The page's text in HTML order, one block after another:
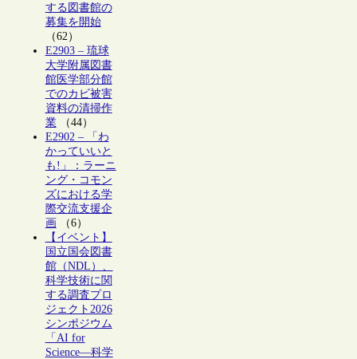
する図書館の
募集を開始
（62）
E2903 – 琉球
大学附属図書
館医学部分館
でのカビ被害
資料の清掃作
業（44）
E2902 – 「わ
かっていいと
も!」：ラーニ
ング・コモン
ズにおける学
際交流支援企
画（6）
【イベント】
国立国会図書
館（NDL）、
科学技術に関
する調査プロ
ジェクト2026
シンポジウム
「AI for
Science―科学